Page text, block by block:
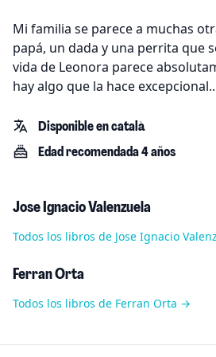
Mi familia se parece a muchas
papá, un dada y una perrita que
vida de Leonora parece
hay algo que la hace
Disponible en català
Edad recomendada 4 años
Jose Ignacio Valenzuela
Todos los libros de Jose Ignacio
Ferran Orta
Todos los libros de Ferran Orta →